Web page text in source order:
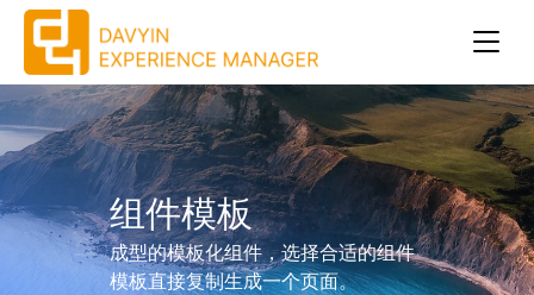
主
要
内
组件模板
成型的模板化组件，选择合适的组件
模板直接复制生成一个页面。